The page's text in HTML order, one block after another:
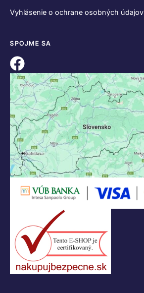
Vyhlásenie o ochrane osobných údajov
SPOJME SA